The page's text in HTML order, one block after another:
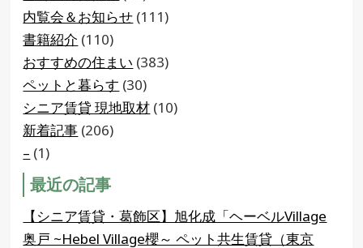
内覧会＆お知らせ (111)
書籍紹介 (110)
おすすめの住まい (383)
ペットと暮らす (30)
シニア賃貸 現地取材 (10)
新着記事 (206)
– (1)
最近の記事
【シニア賃貸・葛飾区】旭化成「ヘーベルVillage
奥戸 ~Hebel Village櫻～ ペット共生賃貸（東京